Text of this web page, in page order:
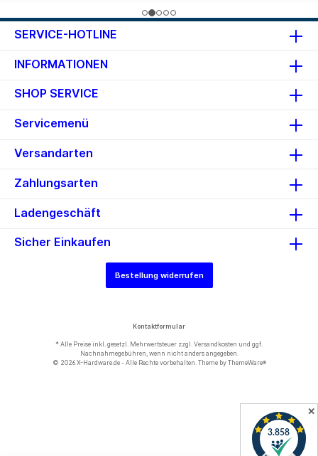
SERVICE-HOTLINE
INFORMATIONEN
SHOP SERVICE
Servicemenü
Versandarten
Zahlungsarten
Ladengeschäft
Sicher Einkaufen
Bestellung widerrufen
Kontaktformular
* Alle Preise inkl. gesetzl. Mehrwertsteuer zzgl.Versandkosten und ggf.
Nachnahmegebühren, wenn nicht anders angegeben.
© 2026 X-Hardware.de - Alle Rechte vorbehalten. Theme byThemeWare®
✕